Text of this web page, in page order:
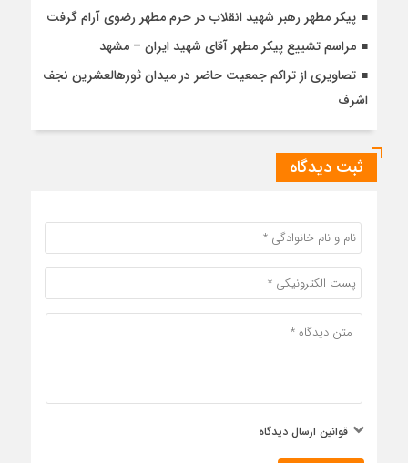
پیکر مطهر رهبر شهید انقلاب در حرم مطهر رضوی آرام گرفت
مراسم تشییع پیکر مطهر آقای شهید ایران – مشهد
تصاویری از تراکم جمعیت حاضر در میدان ثورهالعشرین نجف
اشرف
ثبت دیدگاه
قوانین ارسال دیدگاه